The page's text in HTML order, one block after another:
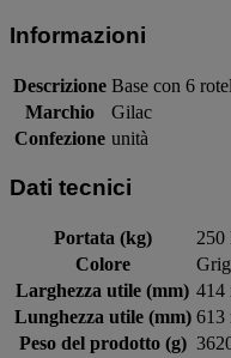
Informazioni
Descrizione Base con 6
Marchio
Gilac
Confezione unità
Dati tecnici
Portata (kg)
250
Colore
Larghezza utile (mm) 414
Lunghezza utile (mm) 613
Peso del prodotto (g)